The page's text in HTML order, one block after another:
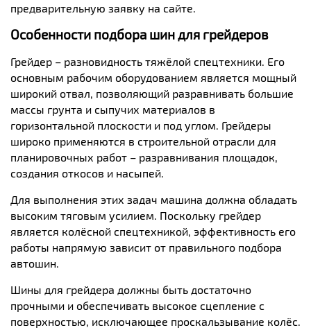
предварительную заявку на сайте.
Особенности подбора шин для грейдеров
Грейдер – разновидность тяжёлой спецтехники. Его
основным рабочим оборудованием является мощный
широкий отвал, позволяющий разравнивать большие
массы грунта и сыпучих материалов в
горизонтальной плоскости и под углом. Грейдеры
широко применяются в строительной отрасли для
планировочных работ – разравнивания площадок,
создания откосов и насыпей.
Для выполнения этих задач машина должна обладать
высоким тяговым усилием. Поскольку грейдер
является колёсной спецтехникой, эффективность его
работы напрямую зависит от правильного подбора
автошин.
Шины для грейдера должны быть достаточно
прочными и обеспечивать высокое сцепление с
поверхностью, исключающее проскальзывание колёс.